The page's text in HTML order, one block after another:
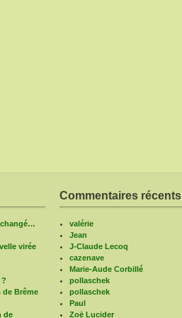
changé…
virée
de Brême
de
Commentaires récents
valérie
Jean
J-Claude Lecoq
cazenave
Marie-Aude Corbillé
pollaschek
pollaschek
Paul
Zoë Lucider